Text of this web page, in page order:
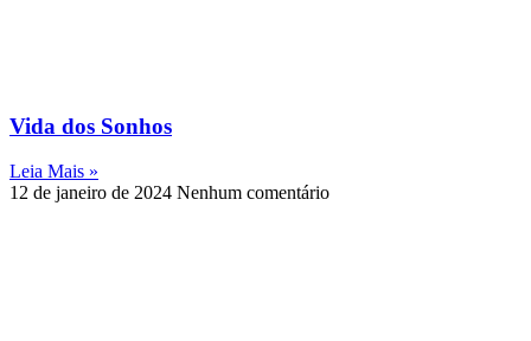
Vida dos Sonhos
Leia Mais »
12 de janeiro de 2024 Nenhum comentário